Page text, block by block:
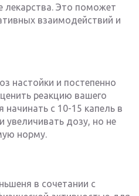
лекарства. Это поможет
взаимодействий и
настойки и постепенно
реакцию вашего
начинать с 10-15 капель в
увеличивать дозу, но не
норму.
в сочетании с